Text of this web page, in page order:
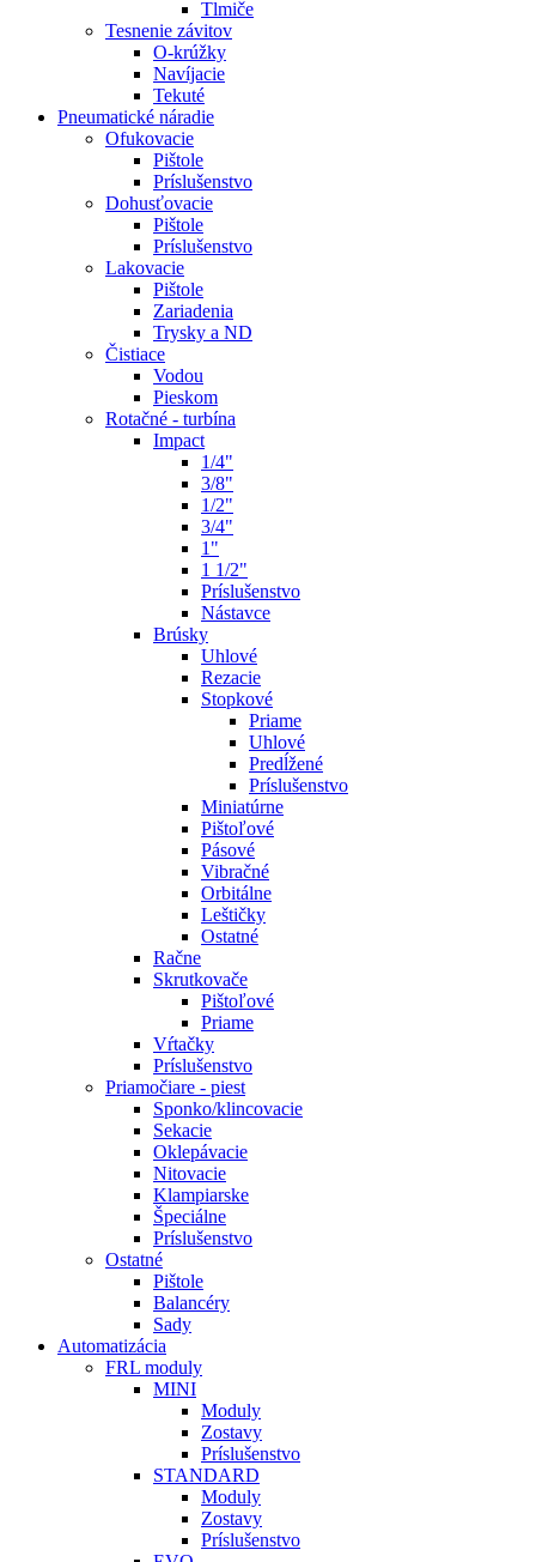
Tlmiče
Tesnenie závitov
O-krúžky
Navíjacie
Tekuté
Pneumatické náradie
Ofukovacie
Pištole
Príslušenstvo
Dohusťovacie
Pištole
Príslušenstvo
Lakovacie
Pištole
Zariadenia
Trysky a ND
Čistiace
Vodou
Pieskom
Rotačné - turbína
Impact
1/4"
3/8"
1/2"
3/4"
1"
1 1/2"
Príslušenstvo
Nástavce
Brúsky
Uhlové
Rezacie
Stopkové
Priame
Uhlové
Predĺžené
Príslušenstvo
Miniatúrne
Pištoľové
Pásové
Vibračné
Orbitálne
Leštičky
Ostatné
Račne
Skrutkovače
Pištoľové
Priame
Vŕtačky
Príslušenstvo
Priamočiare - piest
Sponko/klincovacie
Sekacie
Oklepávacie
Nitovacie
Klampiarske
Špeciálne
Príslušenstvo
Ostatné
Pištole
Balancéry
Sady
Automatizácia
FRL moduly
MINI
Moduly
Zostavy
Príslušenstvo
STANDARD
Moduly
Zostavy
Príslušenstvo